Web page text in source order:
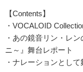
【Contents】
・VOCALOID
・あの鏡音リン・レ
ニ～』舞台レポート
・ナレーションとし